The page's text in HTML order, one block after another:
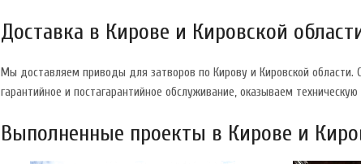
Доставка в Кирове и Кировской
Мы доставляем приводы для затворов по Кирову и Кировской
гарантийное и постагарантийное обслуживание, оказываем
Выполненные проекты в Кирове и